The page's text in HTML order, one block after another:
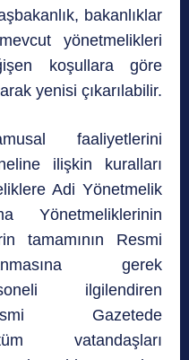
bakanlıklar
yönetmelikleri
koşullara göre
yenisi çıkarılabilir.
faaliyetlerini
ilişkin kuralları
Adi Yönetmelik
Yönetmeliklerinin
tamamının Resmi
gerek
ilgilendiren
Gazetede
vatandaşları